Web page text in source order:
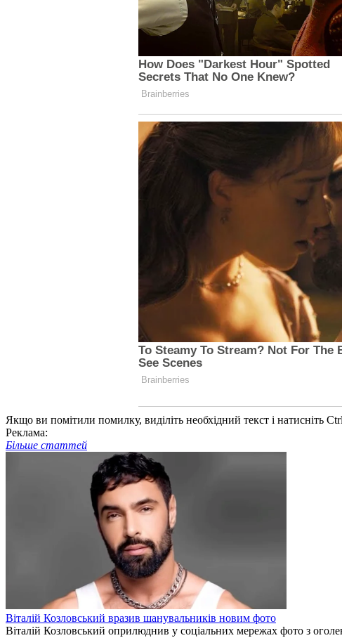
Якщо ви помітили помилку, виділіть необхідний текст і натисніть
Реклама:
Більше статтей
Віталій Козловський вразив шанувальників новим фото
Віталій Козловський оприлюднив у соціальних мережах фото з